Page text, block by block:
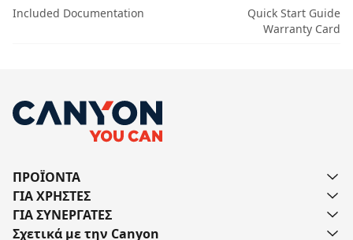
Included Documentation
Quick Start Guide
Warranty Card
ΠΡΟΪΟΝΤΑ
ΓΙΑ ΧΡΗΣΤΕΣ
ΓΙΑ ΣΥΝΕΡΓΑΤΕΣ
Σχετικά με την Canyon